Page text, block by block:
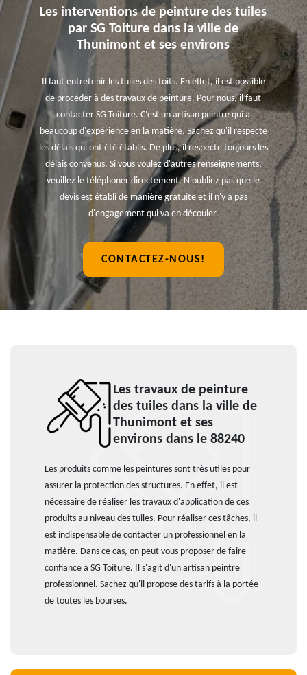
Les interventions de peinture des tuiles
par SG Toiture dans la ville de
Thunimont et ses environs
Il faut entretenir les tuiles des toits. En effet, il est possible
de procéder à des travaux de peinture. Pour nous, il faut
contacter SG Toiture. C'est un artisan peintre qui a
beaucoup d'expérience en la matière. Sachez qu'il respecte
les délais qui ont été établis. De plus, il respecte toujours les
délais convenus. Si vous voulez d'autres renseignements,
veuillez le téléphoner directement. N'oubliez pas que le
devis est établi de manière gratuite et il n'y a pas
d'engagement qui va en découler.
CONTACTEZ-NOUS!
Les travaux de peinture
des tuiles dans la ville de
Thunimont et ses
environs dans le 88240
Les produits comme les peintures sont très utiles pour
assurer la protection des structures. En effet, il est
nécessaire de réaliser les travaux d'application de ces
produits au niveau des tuiles. Pour réaliser ces tâches, il
est indispensable de contacter un professionnel en la
matière. Dans ce cas, on peut vous proposer de faire
confiance à SG Toiture. Il s'agit d'un artisan peintre
professionnel. Sachez qu'il propose des tarifs à la portée
de toutes les bourses.